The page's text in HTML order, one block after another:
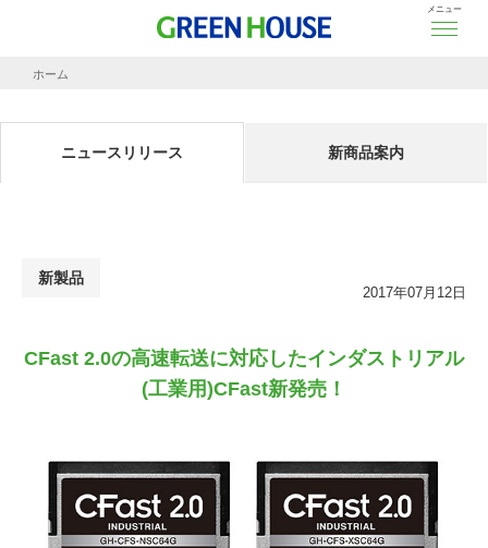
メニュー
ホーム
ニュースリリース 新商品案内
新製品
2017年07月12日
CFast 2.0の高速転送に対応したインダストリアル
(工業用)CFast新発売！